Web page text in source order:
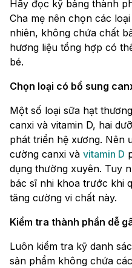
Hãy đọc kỹ bảng thành
Cha mẹ nên chọn các
nhiên, không chứa chất
hương liệu tổng hợp có
bé.
Chọn loại có bổ sung
Một số loại sữa hạt
canxi và vitamin D, hai
phát triển hệ xương. Nên
cường canxi và vitamin D
dụng thường xuyên. Tuy
bác sĩ nhi khoa trước khi
tăng cường vi chất này.
Kiểm tra thành phần dễ
Luôn kiểm tra kỹ danh
sản phẩm không chứa